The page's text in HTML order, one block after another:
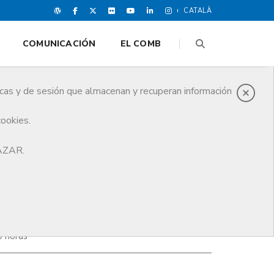
CATALÀ
y de sesión que almacenan y recuperan información
COMUNICACIÓN EL COMB
horas